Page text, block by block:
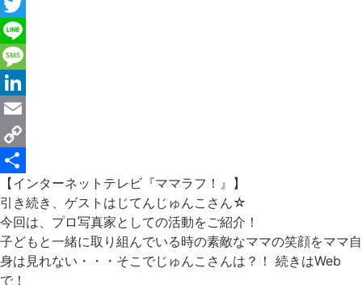
Messenger
Twitter
Line
Message
LinkedIn
Email
Copy
Link
共
有
【インターネットテレビ『ママラフ！』】
引き続き、ゲストはじてんじゅんこさん☆
今回は、プロ写真家としての活動をご紹介！
子どもと一緒に取り組んでいる時の素敵なママの笑顔をママ自
身は見れない・・・そこでじゅんこさんは？！ 続きはWeb
で！